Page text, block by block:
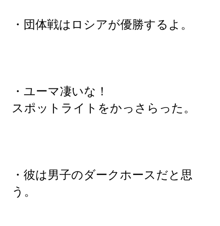
・団体戦はロシアが優勝するよ。
・ユーマ凄いな！
スポットライトをかっさらった。
・彼は男子のダークホースだと思
う。